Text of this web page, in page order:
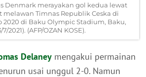
Denmark merayakan gol kedua lewat
melawan Timnas Republik Ceska di
2020 di Baku Olympic Stadium, Baku,
2021). (AFP/OZAN KOSE).
Delaney mengakui permainan
usai unggul 2-0. Namun